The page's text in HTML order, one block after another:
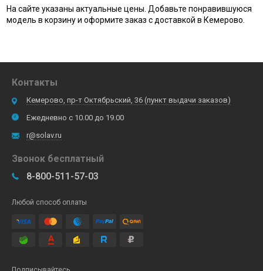
На сайте указаны актуальные цены. Добавьте понравившуюся
модель в корзину и оформите заказ с доставкой в Кемерово.
Контакты
Кемерово, пр-т Октябрьский, 36 (пункт выдачи заказов)
Ежедневно с 10.00 до 19.00
r@solav.ru
Звонок бесплатный
8-800-511-57-03
Любой способ оплаты